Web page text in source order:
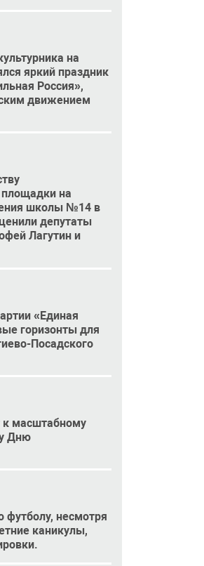
на
яркий праздник
Россия»,
движением
на
школы №14 в
депутаты
Лагутин и
«Единая
горизонты для
Посадского
к масштабному
Дню
несмотря
каникулы,